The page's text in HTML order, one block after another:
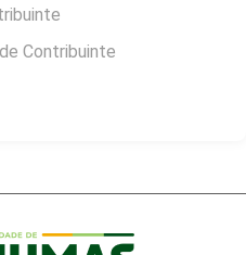
Contribuinte